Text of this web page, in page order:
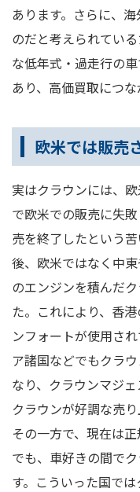
あります。さらに、
のだと考えられてい
な低年式・過走行の
あり、高価買取につな
欧米では販売
実はクラウンには、
で欧米での販売に失
売を終了したという
後、欧米ではなく中
のエンジンを積んだ
た。これにより、香
ンフォートが使用さ
ア諸国などでもクラ
なり、クラウンマジ
クラウンが好調な売り
その一方で、現在は
でも、車好きの間で
す。こういった国で